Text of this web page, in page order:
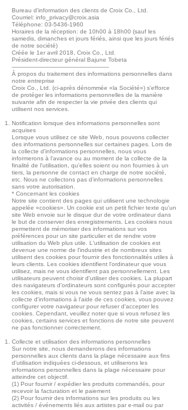
Bureau d'information des clients de Croix Co., Ltd.
Courriel: info_privacy@croix.asia
Téléphone: 03-5436-1960
Horaires de la réception: de 10h00 à 18h00 (sauf les
samedis, dimanches et jours fériés, ainsi que les jours fériés
de notre société)
Créée le 1er avril 2018, Croix Co., Ltd.
Président-directeur général Bajune Tobeta
————————————————–
À propos du traitement des informations personnelles dans
notre entreprise
Croix Co., Ltd. (ci-après dénommée «la Société») s'efforce
de protéger les informations personnelles de la manière
suivante afin de respecter la vie privée des clients qui
utilisent nos services.
Notification lorsque des informations personnelles sont
acquises
Lorsque vous utilisez ce site Web, nous pouvons collecter
des informations personnelles sur certaines pages. Lors de
la collecte d'informations personnelles, nous vous
informerons à l'avance ou au moment de la collecte de la
finalité de l'utilisation, qu'elles soient ou non fournies à un
tiers, la personne de contact en charge de notre société,
etc. Nous ne collectons pas d'informations personnelles
sans votre autorisation.
* Concernant les cookies
Notre site contient des pages qui utilisent une technologie
appelée «cookies». Un cookie est un petit fichier texte qu'un
site Web envoie sur le disque dur de votre ordinateur dans
le but de conserver des enregistrements. Les cookies nous
permettent de mémoriser des informations sur vos
préférences pour un site particulier et de rendre votre
utilisation du Web plus utile. L'utilisation de cookies est
devenue une norme de l'industrie et de nombreux sites
utilisent des cookies pour fournir des fonctionnalités utiles à
leurs clients. Les cookies identifient l'ordinateur que vous
utilisez, mais ne vous identifient pas personnellement. Les
utilisateurs peuvent choisir d'utiliser des cookies. La plupart
des navigateurs d'ordinateurs sont configurés pour accepter
les cookies, mais si vous ne vous sentez pas à l'aise avec la
collecte d'informations à l'aide de ces cookies, vous pouvez
configurer votre navigateur pour refuser d'accepter les
cookies. Cependant, veuillez noter que si vous refusez les
cookies, certains services et fonctions de notre site peuvent
ne pas fonctionner correctement.
Collecte et utilisation des informations personnelles
Sur notre site, nous demanderons des informations
personnelles aux clients dans la plage nécessaire aux fins
d'utilisation indiquées ci-dessous, et utiliserons les
informations personnelles dans la plage nécessaire pour
atteindre cet objectif.
(1) Pour fournir / expédier les produits commandés, pour
recevoir la facturation et le paiement
(2) Pour fournir des informations sur les produits ou les
activités / événements liés aux artistes par e-mail ou par